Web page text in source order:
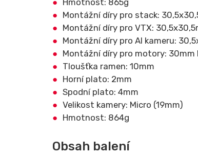
Montážní díry pro stack:
Montážní díry pro VTX:
Montážní díry pro AI kameru:
Montážní díry pro motory: 30mm
Tloušťka ramen: 10mm
Horní plato: 2mm
Spodní plato: 4mm
Velikost kamery: Micro (19mm)
Hmotnost: 864g
Obsah balení